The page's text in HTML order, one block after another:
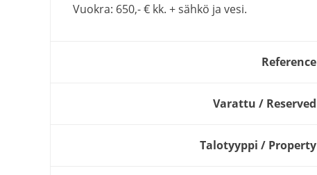
Vuokra: 650,- € kk. + sähkö ja vesi.
Reference
Varattu / Reserved
Talotyyppi / Property